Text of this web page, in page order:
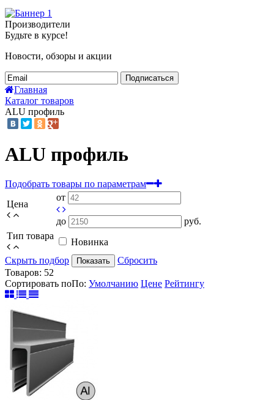
Производители
Будьте в курсе!
Новости, обзоры и акции
Подписаться
Главная
Каталог товаров
ALU профиль
ALU профиль
Подобрать товары по параметрам
Цена
от
до
руб.
Тип товара
Новинка
Скрыть подбор
Показать
Сбросить
Товаров: 52
Сортировать поПо: Умолчанию Цене Рейтингу